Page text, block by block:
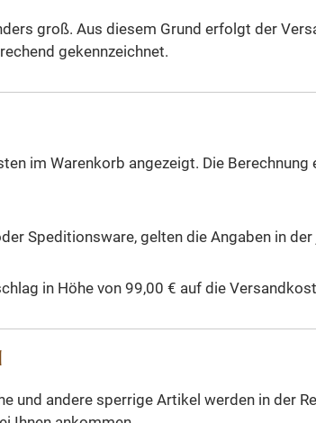
groß. Aus diesem Grund erfolgt der
gekennzeichnet.
im Warenkorb angezeigt. Die
Speditionsware, gelten die Angaben in
in Höhe von 99,00 € auf die
und andere sperrige Artikel werden in der